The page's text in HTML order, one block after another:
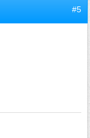
#5